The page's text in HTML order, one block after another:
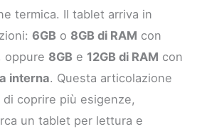
termica. Il tablet arriva in
6GB o 8GB di RAM con
oppure 8GB e 12GB di RAM con
interna. Questa articolazione
coprire più esigenze,
un tablet per lettura e